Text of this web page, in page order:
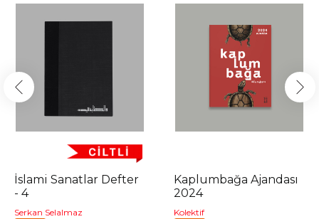
İslami Sanatlar Defter
- 4
Serkan Selalmaz
Kaplumbağa Ajandası
2024
Kolektif